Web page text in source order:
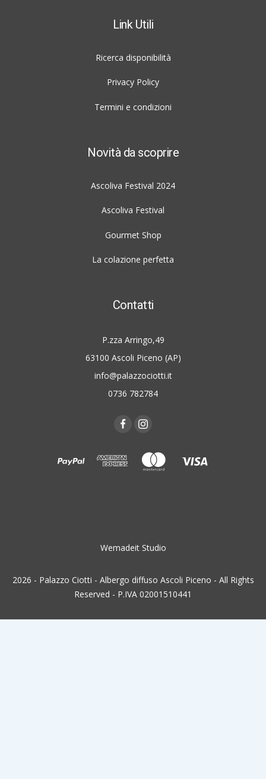
Link Utili
Ricerca disponibilità
Privacy Policy
Termini e condizioni
Novità da scoprire
Ascoliva Festival 2024
Ascoliva Festival
Gourmet Shop
La colazione perfetta
Contatti
P.zza Arringo,49
63100 Ascoli Piceno (AP)
info@palazzociotti.it
0736 782784
2026 - Palazzo Ciotti - Albergo diffuso Ascoli Piceno - All Rights
Reserved - P.IVA 02001510441
Wemadeit Studio